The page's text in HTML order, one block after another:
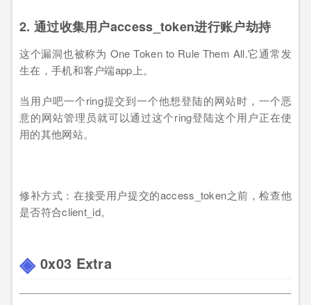
2. 通过收集用户access_token进行账户劫持
这个漏洞也被称为 One Token to Rule Them All.它通常发
生在，手机和客户端app上。
当用户吧一个ring提交到一个他想登陆的网站时，一个恶
意的网站管理员就可以通过这个ring登陆这个用户正在使
用的其他网站。
修补方式：在接受用户提交的access_token之前，检查他
是否符合client_id。
0x03 Extra